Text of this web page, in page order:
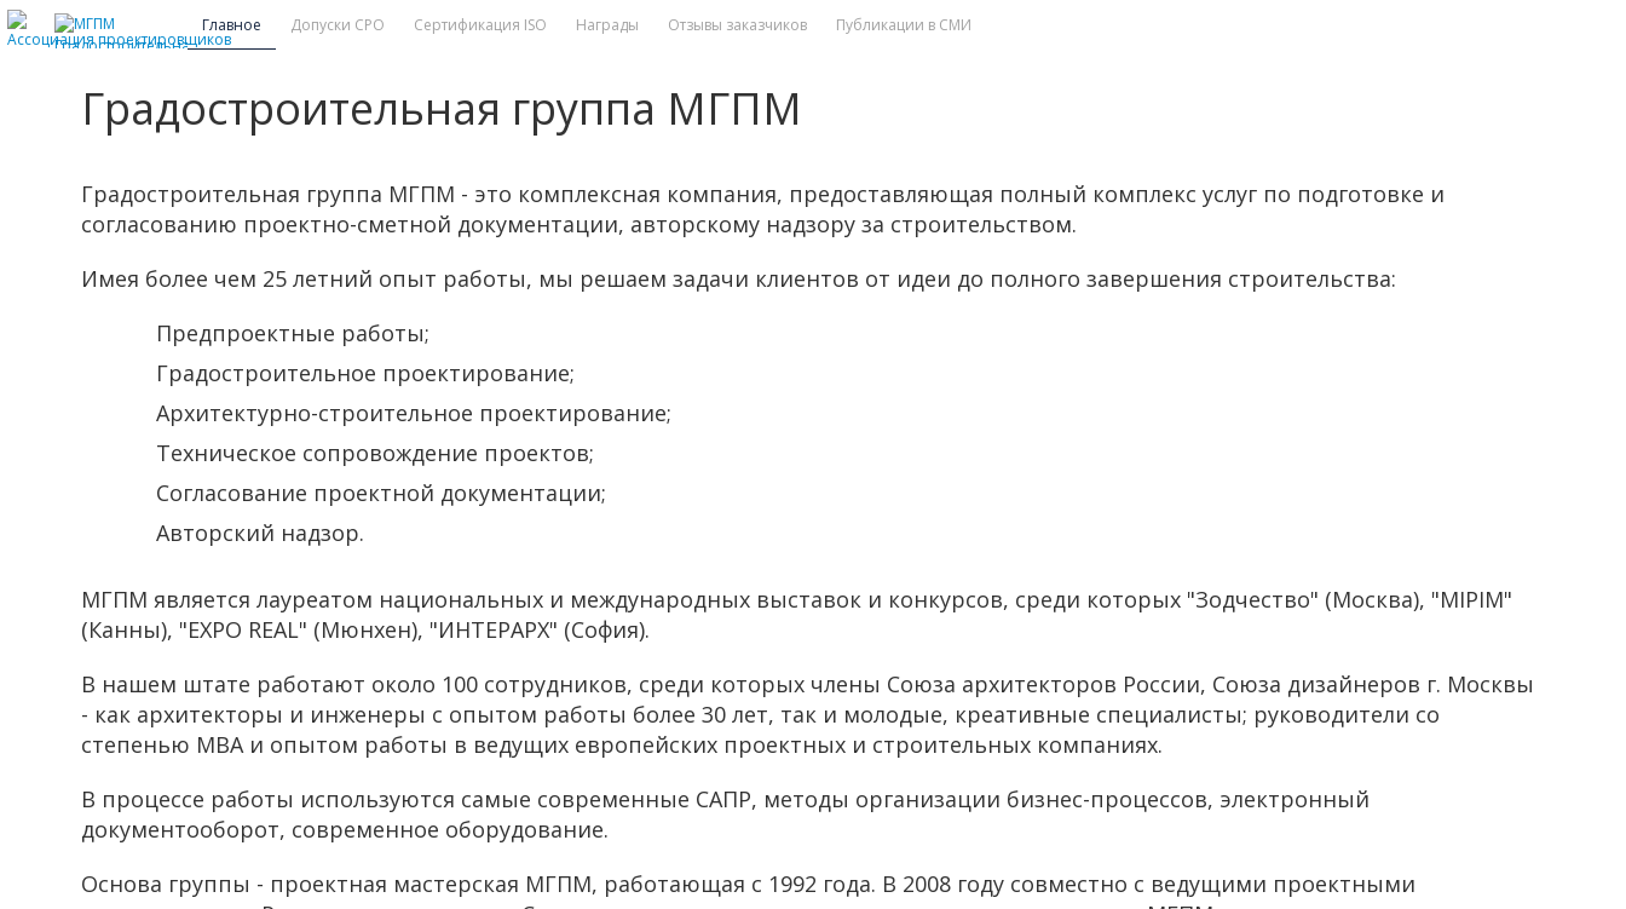
Главное Допуски СРО Сертификация ISO Награды Отзывы заказчиков Публикации в СМИ
Градостроительная группа МГПМ
Градостроительная группа МГПМ - это комплексная компания, предоставляющая полный комплекс услуг по подготовке и
согласованию проектно-сметной документации, авторскому надзору за строительством.
Имея более чем 25 летний опыт работы, мы решаем задачи клиентов от идеи до полного завершения строительства:
Предпроектные работы;
Градостроительное проектирование;
Архитектурно-строительное проектирование;
Техническое сопровождение проектов;
Согласование проектной документации;
Авторский надзор.
МГПМ является лауреатом национальных и международных выставок и конкурсов, среди которых "Зодчество" (Москва), "MIPIM"
(Канны), "EXPO REAL" (Мюнхен), "ИНТЕРАРХ" (София).
В нашем штате работают около 100 сотрудников, среди которых члены Союза архитекторов России, Союза дизайнеров г. Москвы
- как архитекторы и инженеры с опытом работы более 30 лет, так и молодые, креативные специалисты; руководители со
степенью МВА и опытом работы в ведущих европейских проектных и строительных компаниях.
В процессе работы используются самые современные САПР, методы организации бизнес-процессов, электронный
документооборот, современное оборудование.
Основа группы - проектная мастерская МГПМ, работающая с 1992 года. В 2008 году совместно с ведущими проектными